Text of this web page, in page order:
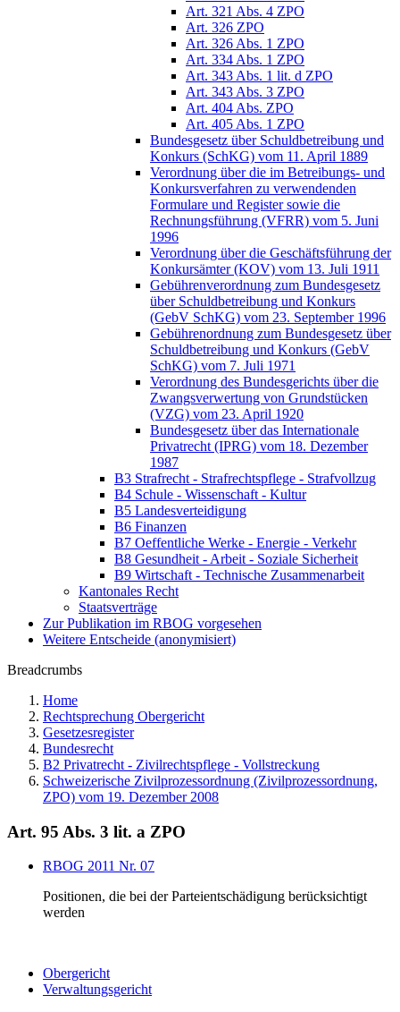
Art. 321 Abs. 4 ZPO
Art. 326 ZPO
Art. 326 Abs. 1 ZPO
Art. 334 Abs. 1 ZPO
Art. 343 Abs. 1 lit. d ZPO
Art. 343 Abs. 3 ZPO
Art. 404 Abs. ZPO
Art. 405 Abs. 1 ZPO
Bundesgesetz über Schuldbetreibung und
Konkurs (SchKG) vom 11. April 1889
Verordnung über die im Betreibungs- und
Konkursverfahren zu verwendenden
Formulare und Register sowie die
Rechnungsführung (VFRR) vom 5. Juni
1996
Verordnung über die Geschäftsführung der
Konkursämter (KOV) vom 13. Juli 1911
Gebührenverordnung zum Bundesgesetz
über Schuldbetreibung und Konkurs
(GebV SchKG) vom 23. September 1996
Gebührenordnung zum Bundesgesetz über
Schuldbetreibung und Konkurs (GebV
SchKG) vom 7. Juli 1971
Verordnung des Bundesgerichts über die
Zwangsverwertung von Grundstücken
(VZG) vom 23. April 1920
Bundesgesetz über das Internationale
Privatrecht (IPRG) vom 18. Dezember
1987
B3 Strafrecht - Strafrechtspflege - Strafvollzug
B4 Schule - Wissenschaft - Kultur
B5 Landesverteidigung
B6 Finanzen
B7 Oeffentliche Werke - Energie - Verkehr
B8 Gesundheit - Arbeit - Soziale Sicherheit
B9 Wirtschaft - Technische Zusammenarbeit
Kantonales Recht
Staatsverträge
Zur Publikation im RBOG vorgesehen
Weitere Entscheide (anonymisiert)
Breadcrumbs
Home
Rechtsprechung Obergericht
Gesetzesregister
Bundesrecht
B2 Privatrecht - Zivilrechtspflege - Vollstreckung
Schweizerische Zivilprozessordnung (Zivilprozessordnung,
ZPO) vom 19. Dezember 2008
Art. 95 Abs. 3 lit. a ZPO
RBOG 2011 Nr. 07
Positionen, die bei der Parteientschädigung berücksichtigt
werden
Obergericht
Verwaltungsgericht